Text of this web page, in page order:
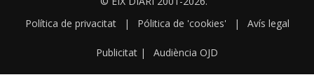
Política de privacitat
| Pólitica de 'cookies' | Avís legal
Publicitat | Audiència OJD